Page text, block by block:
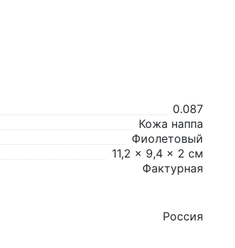
0.087
Кожа наппа
Фиолетовый
11,2 x 9,4 x 2 см
Фактурная
Россия